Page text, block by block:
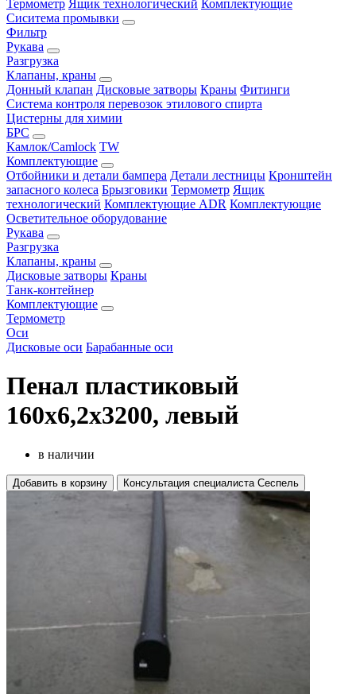
Термометр Ящик технологический Комплектующие
Сиситема промывки
Фильтр
Рукава
Разгрузка
Клапаны, краны
Донный клапан Дисковые затворы Краны Фитинги
Система контроля перевозок этилового спирта
Цистерны для химии
БРС
Камлок/Camlock TW
Комплектующие
Отбойники и детали бампера Детали лестницы Кронштейн
запасного колеса Брызговики Термометр Ящик
технологический Комплектующие ADR Комплектующие
Осветительное оборудование
Рукава
Разгрузка
Клапаны, краны
Дисковые затворы Краны
Танк-контейнер
Комплектующие
Термометр
Оси
Дисковые оси Барабанные оси
Пенал пластиковый
160х6,2х3200, левый
в наличии
Добавить в корзину Консультация специалиста Сеспель